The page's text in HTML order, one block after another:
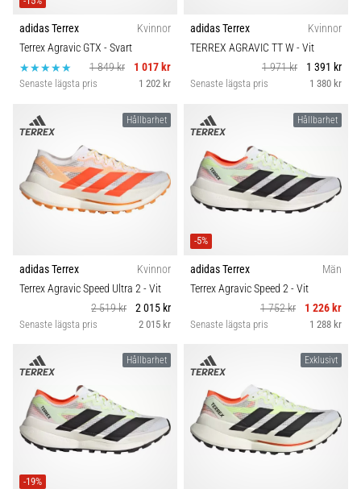
adidas Terrex
Kvinnor
Terrex Agravic GTX - Svart
1 849 kr
1 017 kr
Senaste lägsta pris 1 202 kr
adidas Terrex
Kvinnor
TERREX AGRAVIC TT W- Vit
1 971 kr
1 391 kr
Senaste lägsta pris 1 380 kr
Hållbarhet
adidas Terrex
Kvinnor
Terrex Agravic Speed Ultra 2- Vit
2 519 kr
2 015 kr
Senaste lägsta pris 2 015 kr
Hållbarhet
-5%
adidas Terrex
Män
Terrex Agravic Speed 2- Vit
1 752 kr
1 226 kr
Senaste lägsta pris 1 288 kr
Hållbarhet
-19%
Exklusivt